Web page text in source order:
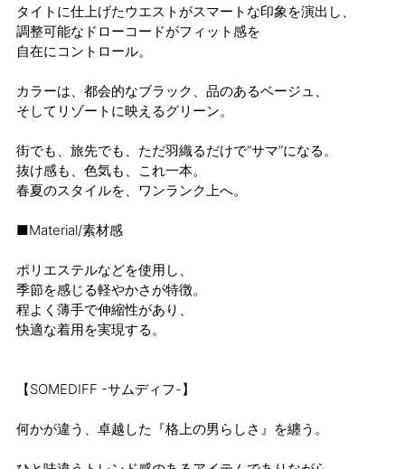
タイトに仕上げたウエストがスマートな印象を演出し、
調整可能なドローコードがフィット感を
自在にコントロール。
カラーは、都会的なブラック、品のあるベージュ、
そしてリゾートに映えるグリーン。
街でも、旅先でも、ただ羽織るだけで“サマ”になる。
抜け感も、色気も、これ一本。
春夏のスタイルを、ワンランク上へ。
■Material/素材感
ポリエステルなどを使用し、
季節を感じる軽やかさが特徴。
程よく薄手で伸縮性があり、
快適な着用を実現する。
【SOMEDIFF -サムディフ-】
何かが違う、卓越した『格上の男らしさ』を纏う。